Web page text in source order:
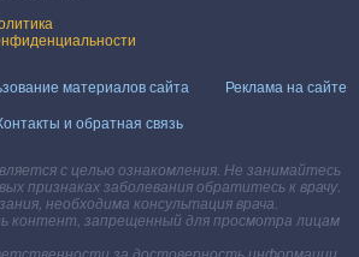
материалов сайта
Реклама на сайте
и обратная связь
с целью ознакомления. Не занимайтесь
признаках заболевания обратитесь к врачу.
необходима консультация врача.
контент, запрещенный для просмотра лицам
за достоверность информации,